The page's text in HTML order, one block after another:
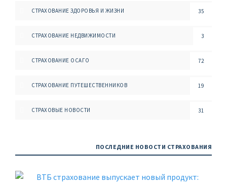
СТРАХОВАНИЕ ЗДОРОВЬЯ И ЖИЗНИ 35
СТРАХОВАНИЕ НЕДВИЖИМОСТИ 3
СТРАХОВАНИЕ ОСАГО 72
СТРАХОВАНИЕ ПУТЕШЕСТВЕННИКОВ 19
СТРАХОВЫЕ НОВОСТИ 31
ПОСЛЕДНИЕ НОВОСТИ СТРАХОВАНИЯ